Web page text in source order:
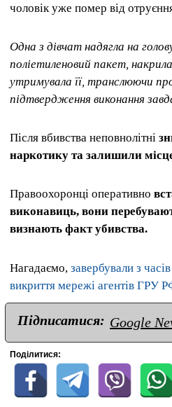
чоловік уже помер від
Одна з дівчат надягла на
поліетиленовий пакет,
утримувала її, транслюючи
підтвердження виконання
Після вбивства неповнолітні
наркотику та залишили
Правоохоронці оперативно
виконавиць, вони
визнають факт убивства.
Нагадаємо, завербували з
викриття мережі агентів ГРУ
Підписатися: Google
Поділитися: